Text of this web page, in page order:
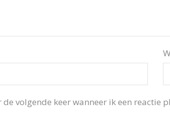
volgende keer wanneer ik een reactie